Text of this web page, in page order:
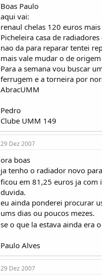
Boas Paulo
aqui vai:
renaul chelas 120 euros
Picheleira casa de
nao da para reparar tentei
mais vale mudar o de
Para a semana vou buscar
ferrugem e a torneira por
AbracUMM
Pedro
Clube UMM 149
29 Dez 2007
ora boas
ja tenho o radiador novo
ficou em 81,25 euros ja com
duvida.
eu ainda ponderei procurar
ums dias ou poucos mezes.
se o que la estava ainda era
Paulo Alves
29 Dez 2007